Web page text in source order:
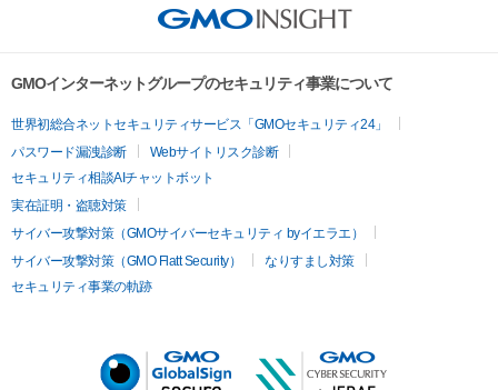
GMOインターネットグループのセキュリティ事業について
世界初総合ネットセキュリティサービス「GMOセキュリティ24」
パスワード漏洩診断
Webサイトリスク診断
セキュリティ相談AIチャットボット
実在証明・盗聴対策
サイバー攻撃対策（GMOサイバーセキュリティ byイエラエ）
サイバー攻撃対策（GMO Flatt Security）
なりすまし対策
セキュリティ事業の軌跡